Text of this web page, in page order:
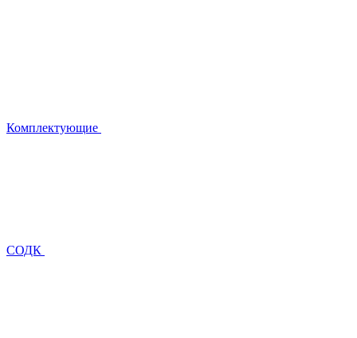
Комплектующие
СОДК